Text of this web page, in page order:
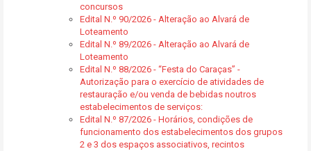
concursos
Edital N.º 90/2026 - Alteração ao Alvará de
Loteamento
Edital N.º 89/2026 - Alteração ao Alvará de
Loteamento
Edital N.º 88/2026 - “Festa do Caraças” -
Autorização para o exercício de atividades de
restauração e/ou venda de bebidas noutros
estabelecimentos de serviços:
Edital N.º 87/2026 - Horários, condições de
funcionamento dos estabelecimentos dos grupos
2 e 3 dos espaços associativos, recintos